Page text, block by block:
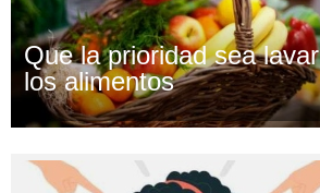
Que la prioridad sea lavar
los alimentos